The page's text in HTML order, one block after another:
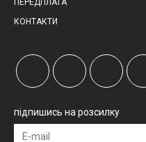
ПЕРЕДПЛАТА
КОНТАКТИ
підпишись на розсилку